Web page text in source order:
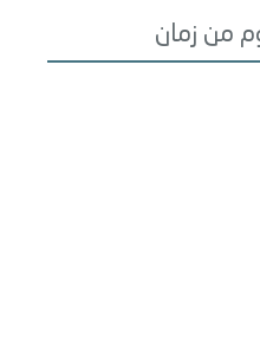
من زمان